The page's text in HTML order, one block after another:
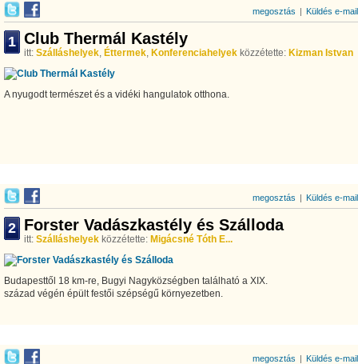
megosztás | Küldés e-
1 Club Thermál Kastély
itt: Szálláshelyek, Éttermek, Konferenciahelyek közzétette: Kizman Istvan
A nyugodt természet és a vidéki hangulatok otthona.
megosztás | Küldés e-
2 Forster Vadászkastély és Szálloda
itt: Szálláshelyek közzétette: Migácsné Tóth E...
Budapesttől 18 km-re, Bugyi Nagyközségben található a XIX.
század végén épült festői szépségű környezetben.
megosztás | Küldés e-